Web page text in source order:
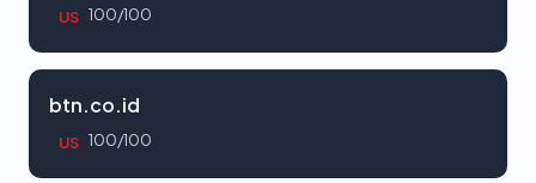
US 100/100
btn.co.id
US 100/100